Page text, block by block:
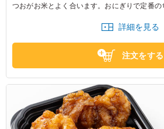
つおがお米とよく合います。おにぎりで定番
いアクセントに。唐揚げや出汁巻き玉子もつい
詳細を見る
注文をする